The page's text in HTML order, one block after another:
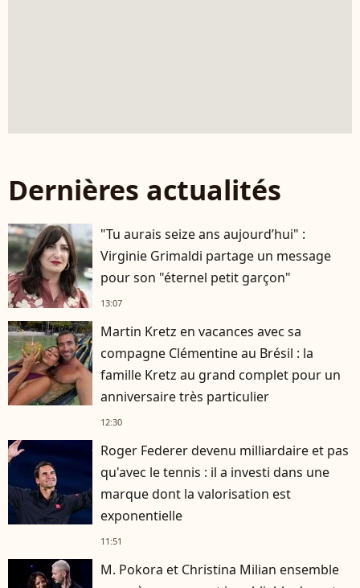
Dernières actualités
"Tu aurais seize ans aujourd’hui" :
Virginie Grimaldi partage un message
pour son "éternel petit garçon"
13:07
Martin Kretz en vacances avec sa
compagne Clémentine au Brésil : la
famille Kretz au grand complet pour un
anniversaire très particulier
12:30
Roger Federer devenu milliardaire et pas
qu'avec le tennis : il a investi dans une
marque dont la valorisation est
exponentielle
11:51
M. Pokora et Christina Milian ensemble